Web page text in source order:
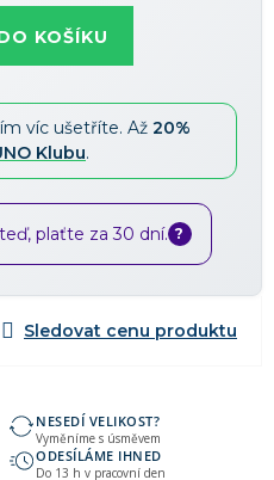
KOŠÍKU
víc ušetříte. Až 20%
Klubu.
plaťte za 30 dní. ?
NESEDÍ VELIKOST?
Vyměníme s úsměvem
ODESÍLÁME IHNED
Do 13 h v pracovní den